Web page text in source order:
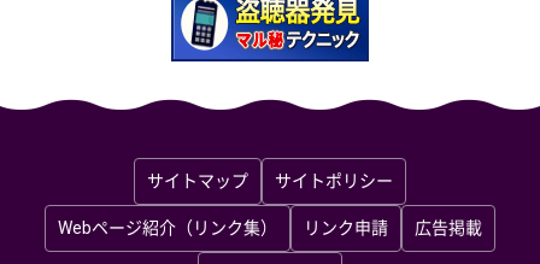
サイトマップ サイトポリシー
Webページ紹介（リンク集） リンク申請 広告掲載